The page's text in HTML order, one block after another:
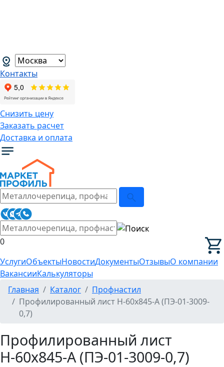
Контакты
Снизить цену
Заказать расчет
Доставка и оплата
0
УслугиОбъектыНовостиДокументыОтзывыО компании
ВакансииКалькуляторы
Главная
Каталог
Профнастил
Профилированный лист Н-60x845-A (ПЭ-01-3009-
0,7)
Профилированный лист
Н-60x845-A (ПЭ-01-3009-0,7)